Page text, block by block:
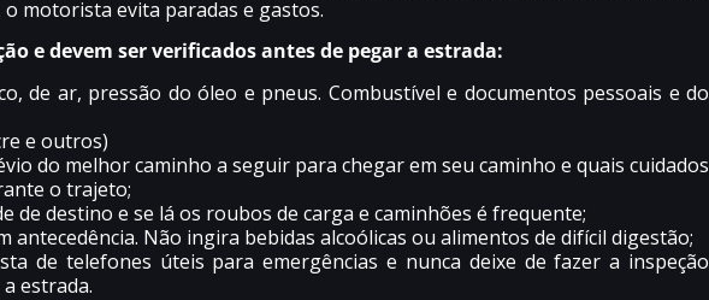
motorista evita paradas e gastos.
e devem ser verificados antes de pegar a estrada:
de ar, pressão do óleo e pneus. Combustível e documentos pessoais e do
e outros)
do melhor caminho a seguir para chegar em seu caminho e quais cuidados
o trajeto;
de destino e se lá os roubos de carga e caminhões é frequente;
antecedência. Não ingira bebidas alcoólicas ou alimentos de difícil digestão;
de telefones úteis para emergências e nunca deixe de fazer a inspeção
estrada.